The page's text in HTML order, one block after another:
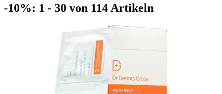
-10%: 1 - 30 von 114 Artikeln